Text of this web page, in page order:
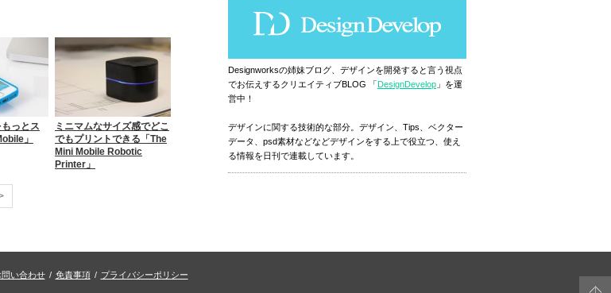
っとス
」
ミニマムなサイズ感でどこ
でもプリントできる「The
Mini Mobile Robotic
Printer」
Designworksの姉妹ブログ、デザインを開発すると言う視点
でお伝えするクリエイティブBLOG 「DesignDevelop 」を運
営中！
デザインに関する技術的な部分。デザイン、Tips、ベクター
データ、psd素材などなどデザインをする上で役立つ、使え
る情報を日刊で連載しています。
問い合わせ / 免責事項 / プライバシーポリシー